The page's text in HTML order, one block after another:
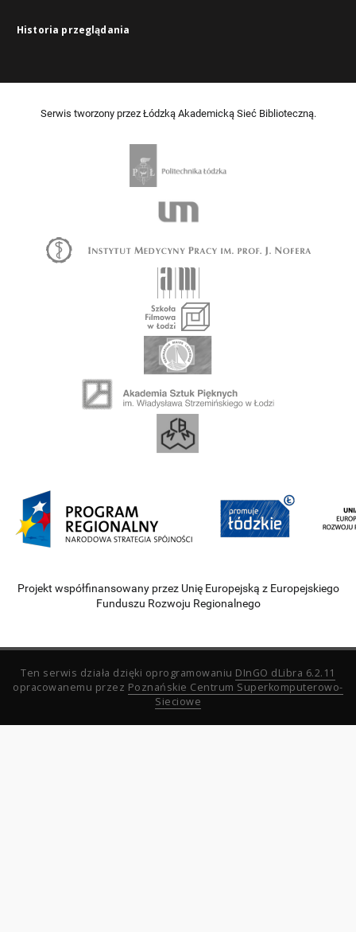
Historia przeglądania
Serwis tworzony przez Łódzką Akademicką Sieć Biblioteczną.
Projekt współfinansowany przez Unię Europejską z Europejskiego
Funduszu Rozwoju Regionalnego
Ten serwis działa dzięki oprogramowaniu DInGO dLibra 6.2.11
opracowanemu przez Poznańskie Centrum Superkomputerowo-
Sieciowe